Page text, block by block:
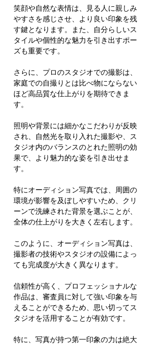
笑顔や自然な表情は、見る人に親しみ
やすさを感じさせ、より良い印象を残
す鍵となります。また、自分らしいス
タイルや個性的な魅力を引き出すポー
ズも重要です。
さらに、プロのスタジオでの撮影は、
家庭での自撮りとは比べ物にならない
ほど高品質な仕上がりを期待できま
す。
照明や背景には細かなこだわりが反映
され、自然光を取り入れた撮影や、ス
タジオ内のバランスのとれた照明の効
果で、より魅力的な姿を引き出せま
す。
特にオーディション写真では、周囲の
環境が影響を及ぼしやすいため、クリ
ーンで洗練された背景を選ぶことが、
全体の仕上がりを大きく左右します。
このように、オーディション写真は、
撮影者の技術やスタジオの設備によっ
ても完成度が大きく異なります。
信頼性が高く、プロフェッショナルな
作品は、審査員に対して強い印象を与
えることができるため、思い切ってス
タジオを活用することが有効です。
特に、写真が持つ第一印象の力は絶大